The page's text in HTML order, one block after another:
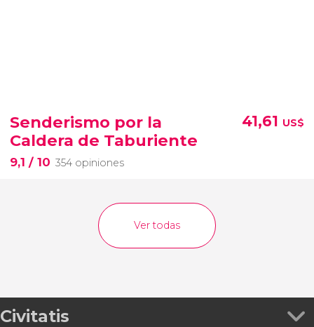
Senderismo por la
Caldera de Taburiente
9,1 / 10 354 opiniones
41,61 US$
Ver todas
Civitatis